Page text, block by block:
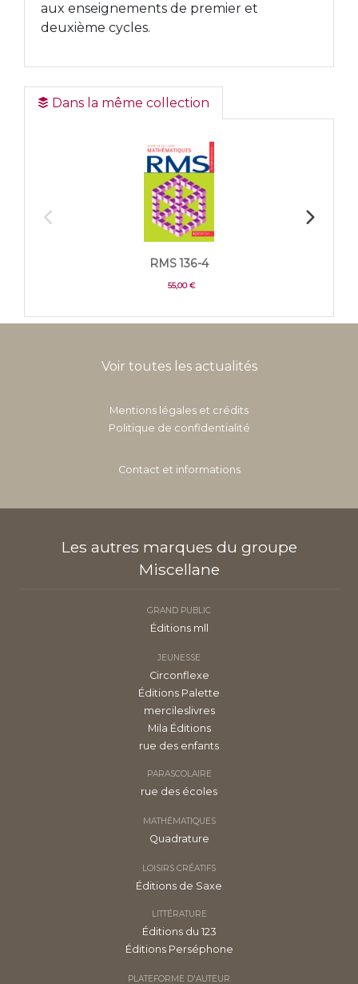
aux enseignements de premier et
deuxième cycles.
Dans la même collection
RMS 136-4
55,00 €
Voir toutes les actualités
Mentions légales et crédits
Politique de confidentialité
Contact et informations
Les autres marques du groupe
Miscellane
GRAND PUBLIC
Éditions mll
JEUNESSE
Circonflexe
Éditions Palette
mercileslivres
Mila Éditions
rue des enfants
PARASCOLAIRE
rue des écoles
MATHÉMATIQUES
Quadrature
LOISIRS CRÉATIFS
Éditions de Saxe
LITTÉRATURE
Éditions du 123
Éditions Perséphone
PLATEFORME D'AUTEUR